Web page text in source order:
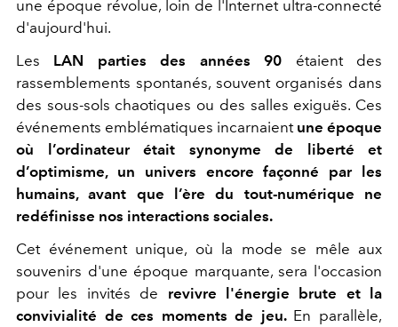
une époque révolue, loin de l'Internet ultra-connecté
d'aujourd'hui.
Les LAN parties des années 90
étaient des
rassemblements spontanés, souvent organisés dans
des sous-sols chaotiques ou des salles exiguës. Ces
événements emblématiques incarnaient une époque
où l’ordinateur était synonyme de liberté et
d’optimisme, un univers encore façonné par les
humains, avant que l’ère du tout-numérique ne
redéfinisse nos interactions sociales.
Cet événement unique, où la mode se mêle aux
souvenirs d'une époque marquante, sera l'occasion
pour les invités de revivre l'énergie brute et la
convivialité de ces moments de jeu. En parallèle,